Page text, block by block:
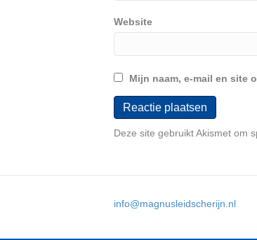
Website
Mijn naam, e-mail en site
Deze site gebruikt Akismet om
info@magnusleidscherijn.nl